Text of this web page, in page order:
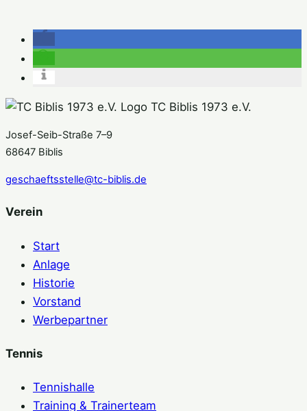
TC Biblis 1973 e.V.
Josef-Seib-Straße 7–9
68647 Biblis
geschaeftsstelle@tc-biblis.de
Verein
Start
Anlage
Historie
Vorstand
Werbepartner
Tennis
Tennishalle
Training & Trainerteam